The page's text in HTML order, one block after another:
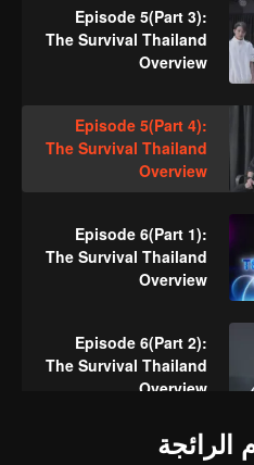
Episode 5(Part 3):
The Survival Thailand
Overview
Episode 5(Part 4):
The Survival Thailand
Overview
Episode 6(Part 1):
The Survival Thailand
Overview
Episode 6(Part 2):
The Survival Thailand
Overview
Episode 6(Part 3):
الرائجة